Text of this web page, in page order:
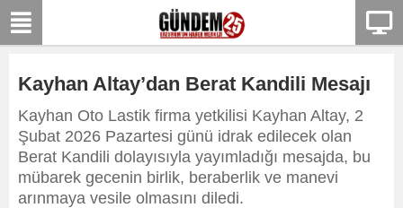
Kayhan Altay’dan Berat Kandili Mesajı
Kayhan Oto Lastik firma yetkilisi Kayhan Altay, 2
Şubat 2026 Pazartesi günü idrak edilecek olan
Berat Kandili dolayısıyla yayımladığı mesajda, bu
mübarek gecenin birlik, beraberlik ve manevi
arınmaya vesile olmasını diledi.